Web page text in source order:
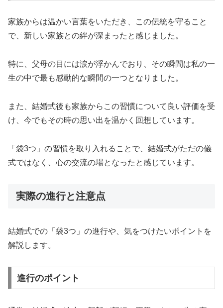
家族からは温かい言葉をいただき、この伝統を守ること
で、新しい家族との絆が深まったと感じました。
特に、父母の目には涙が浮かんでおり、その瞬間は私の一
生の中で最も感動的な瞬間の一つとなりました。
また、結婚式後も家族からこの習慣について良い評価を受
け、今でもその時の思い出を温かく回想しています。
「袋3つ」の習慣を取り入れることで、結婚式がただの儀
式ではなく、心の交流の場となったと感じています。
実際の進行と注意点
結婚式での「袋3つ」の進行や、気をつけたいポイントを
解説します。
進行のポイント